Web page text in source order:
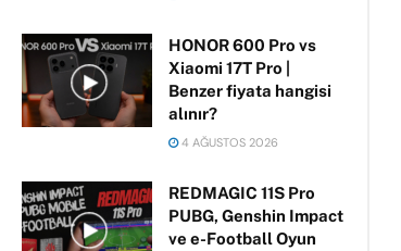
HONOR 600 Pro vs
Xiaomi 17T Pro |
Benzer fiyata hangisi
alınır?
4 AĞUSTOS 2026
REDMAGIC 11S Pro
PUBG, Genshin Impact
ve e-Football Oyun